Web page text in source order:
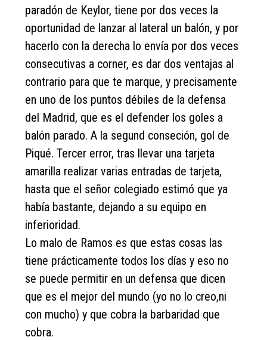
paradón de Keylor, tiene por dos veces la
oportunidad de lanzar al lateral un balón, y por
hacerlo con la derecha lo envía por dos veces
consecutivas a corner, es dar dos ventajas al
contrario para que te marque, y precisamente
en uno de los puntos débiles de la defensa
del Madrid, que es el defender los goles a
balón parado. A la segund conseción, gol de
Piqué. Tercer error, tras llevar una tarjeta
amarilla realizar varias entradas de tarjeta,
hasta que el señor colegiado estimó que ya
había bastante, dejando a su equipo en
inferioridad.
Lo malo de Ramos es que estas cosas las
tiene prácticamente todos los días y eso no
se puede permitir en un defensa que dicen
que es el mejor del mundo (yo no lo creo,ni
con mucho) y que cobra la barbaridad que
cobra.